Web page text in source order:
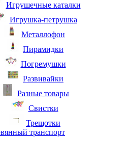
Игрушечные каталки
Игрушка-петрушка
Металлофон
Пирамидки
Погремушки
Развивайки
Разные товары
Свистки
Трещотки
транспорт